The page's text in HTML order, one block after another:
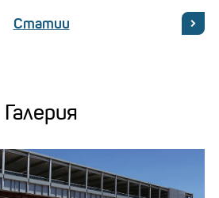
Статии
Галерия